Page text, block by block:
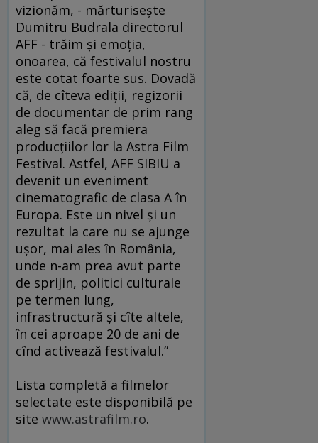
vizionăm, - mărturisește
Dumitru Budrala directorul
AFF - trăim și emoția,
onoarea, că festivalul nostru
este cotat foarte sus. Dovadă
că, de cîteva ediţii, regizorii
de documentar de prim rang
aleg să facă premiera
producţiilor lor la Astra Film
Festival. Astfel, AFF SIBIU a
devenit un eveniment
cinematografic de clasa A în
Europa. Este un nivel și un
rezultat la care nu se ajunge
uşor, mai ales în România,
unde n-am prea avut parte
de sprijin, politici culturale
pe termen lung,
infrastructură şi cîte altele,
în cei aproape 20 de ani de
cînd activează festivalul.”
Lista completă a filmelor
selectate este disponibilă pe
site www.astrafilm.ro.